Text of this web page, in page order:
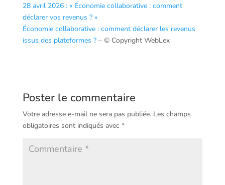
28 avril 2026 : « Économie collaborative : comment
déclarer vos revenus ? »
Économie collaborative : comment déclarer les revenus
issus des plateformes ?– © Copyright WebLex
Poster le commentaire
Votre adresse e-mail ne sera pas publiée. Les champs
obligatoires sont indiqués avec *